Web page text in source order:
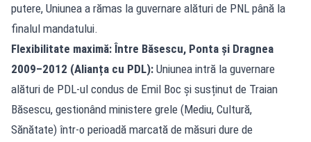
putere, Uniunea a rămas la guvernare alături de PNL până la
finalul mandatului.
Flexibilitate maximă: Între Băsescu, Ponta și Dragnea
2009–2012 (Alianța cu PDL): Uniunea intră la guvernare
alături de PDL-ul condus de Emil Boc și susținut de Traian
Băsescu, gestionând ministere grele (Mediu, Cultură,
Sănătate) într-o perioadă marcată de măsuri dure de